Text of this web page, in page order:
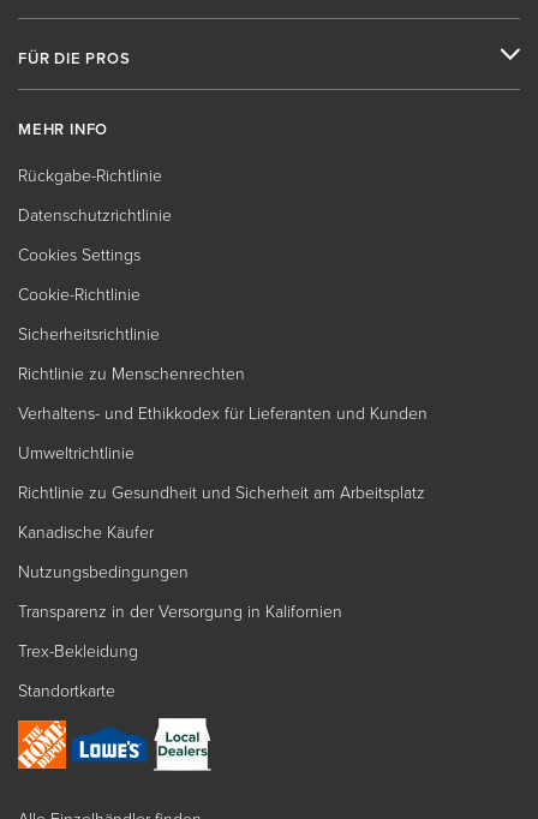
FÜR DIE PROS
MEHR INFO
Rückgabe-Richtlinie
Datenschutzrichtlinie
Cookies Settings
Cookie-Richtlinie
Sicherheitsrichtlinie
Richtlinie zu Menschenrechten
Verhaltens- und Ethikkodex für Lieferanten und Kunden
Umweltrichtlinie
Richtlinie zu Gesundheit und Sicherheit am Arbeitsplatz
Kanadische Käufer
Nutzungsbedingungen
Transparenz in der Versorgung in Kalifornien
Trex-Bekleidung
Standortkarte